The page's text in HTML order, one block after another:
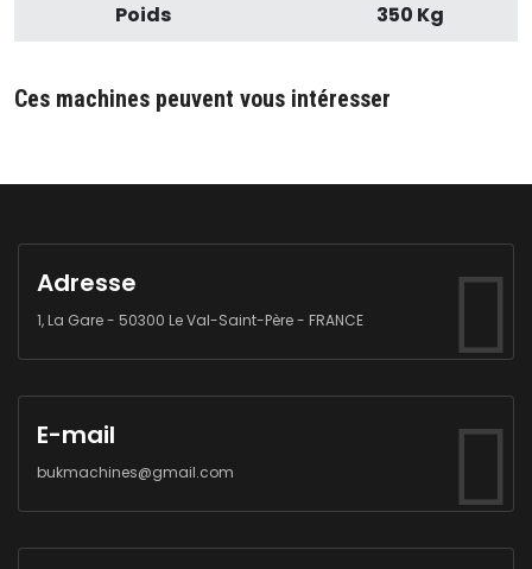
Poids
350 Kg
Ces machines peuvent vous intéresser
Adresse
1, La Gare - 50300 Le Val-Saint-Père - FRANCE
E-mail
bukmachines@gmail.com